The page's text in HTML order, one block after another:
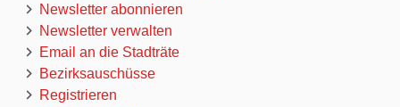
Newsletter abonnieren
Newsletter verwalten
Email an die Stadträte
Bezirksauschüsse
Registrieren